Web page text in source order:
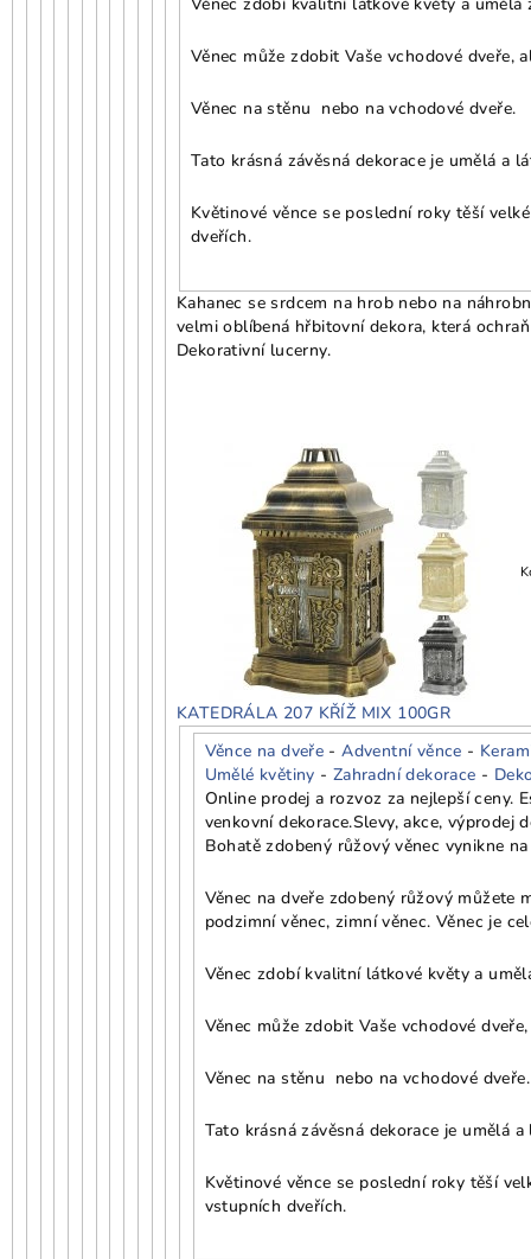
Věnec může zdobit Vaše vchodové dveře,
Věnec na stěnu nebo na vchodové dveře.
Tato krásná závěsná dekorace je umělá a
Květinové věnce se poslední roky těší
dveřích.
Kahanec se srdcem na hrob nebo na
velmi oblíbená hřbitovní dekora, která
Dekorativní lucerny.
KATEDRÁLA 207 KŘÍŽ MIX 100GR
Věnce na dveře -Adventní věnce -
Umělé květiny - Zahradní dekorace -
Online prodej a rozvoz za nejlepší ceny.
venkovní dekorace.Slevy, akce, výprodej
Bohatě zdobený růžový věnec vynikne
Věnec na dveře zdobený růžový můžete
podzimní věnec, zimní věnec. Věnec je
Věnec zdobí kvalitní látkové květy a
Věnec může zdobit Vaše vchodové
Věnec na stěnu nebo na vchodové dveře.
Tato krásná závěsná dekorace je umělá
Květinové věnce se poslední roky těší
vstupních dveřích.